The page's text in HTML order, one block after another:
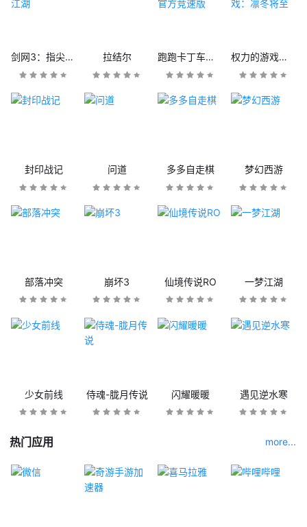
剑网3：指尖江湖 拉结尔 跑跑卡丁车官方竞速版 权力的游戏：凛冬将至
封印战记 问道 多多自走棋 梦幻西游
部落冲突 崩坏3 仙境传说RO 一梦江湖
少女前线 侍魂-胧月传说 闪耀暖暖 遇见逆水寒
热门应用 more...